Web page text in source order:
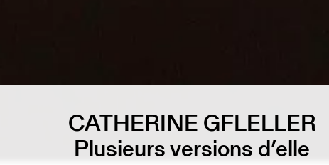
CATHERINE GFLELLER
Plusieurs versions d’elle